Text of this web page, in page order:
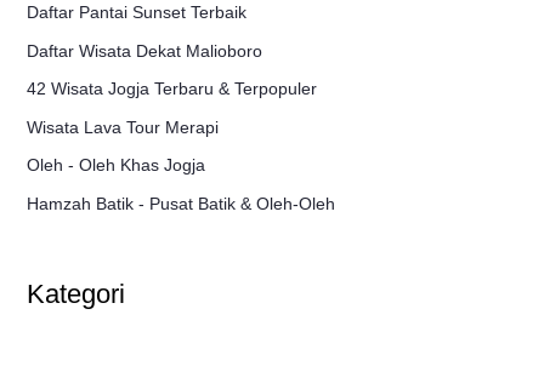
Daftar Pantai Sunset Terbaik
Daftar Wisata Dekat Malioboro
42 Wisata Jogja Terbaru & Terpopuler
Wisata Lava Tour Merapi
Oleh - Oleh Khas Jogja
Hamzah Batik - Pusat Batik & Oleh-Oleh
Kategori